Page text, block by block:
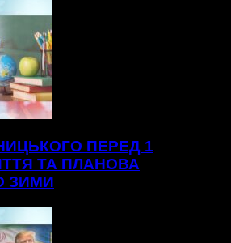
ПЕРЕД 1
ТА ПЛАНОВА
ЗИМИ